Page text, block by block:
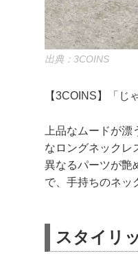
出典：3COINS
【3COINS】「じ
上品なムードが
なロングネックレ
異なるパーツが艶
で、手持ちのネッ
スタイリ